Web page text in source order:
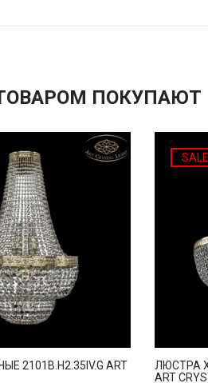
ПОКУПАЮТ
2101B.H2.35IV.G ART
SALE
ЛЮСТРА
ART